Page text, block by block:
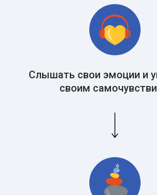
Слышать свои эмоции и
своим
Испытываете ли вы